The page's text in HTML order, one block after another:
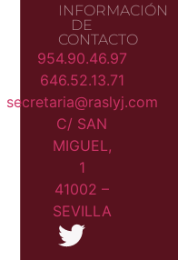
INFORMACIÓN
DE
CONTACTO
954.90.46.97
646.52.13.71
secretaria@raslyj.com
C/ SAN
MIGUEL,
1
41002 –
SEVILLA​